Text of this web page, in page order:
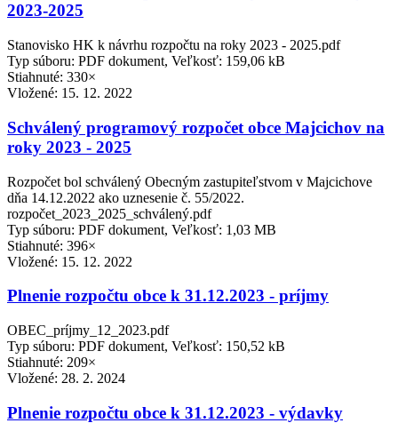
2023-2025
Stanovisko HK k návrhu rozpočtu na roky 2023 - 2025.pdf
Typ súboru: PDF dokument, Veľkosť: 159,06 kB
Stiahnuté: 330×
Vložené: 15. 12. 2022
Schválený programový rozpočet obce Majcichov na
roky 2023 - 2025
Rozpočet bol schválený Obecným zastupiteľstvom v Majcichove
dňa 14.12.2022 ako uznesenie č. 55/2022.
rozpočet_2023_2025_schválený.pdf
Typ súboru: PDF dokument, Veľkosť: 1,03 MB
Stiahnuté: 396×
Vložené: 15. 12. 2022
Plnenie rozpočtu obce k 31.12.2023 - príjmy
OBEC_príjmy_12_2023.pdf
Typ súboru: PDF dokument, Veľkosť: 150,52 kB
Stiahnuté: 209×
Vložené: 28. 2. 2024
Plnenie rozpočtu obce k 31.12.2023 - výdavky